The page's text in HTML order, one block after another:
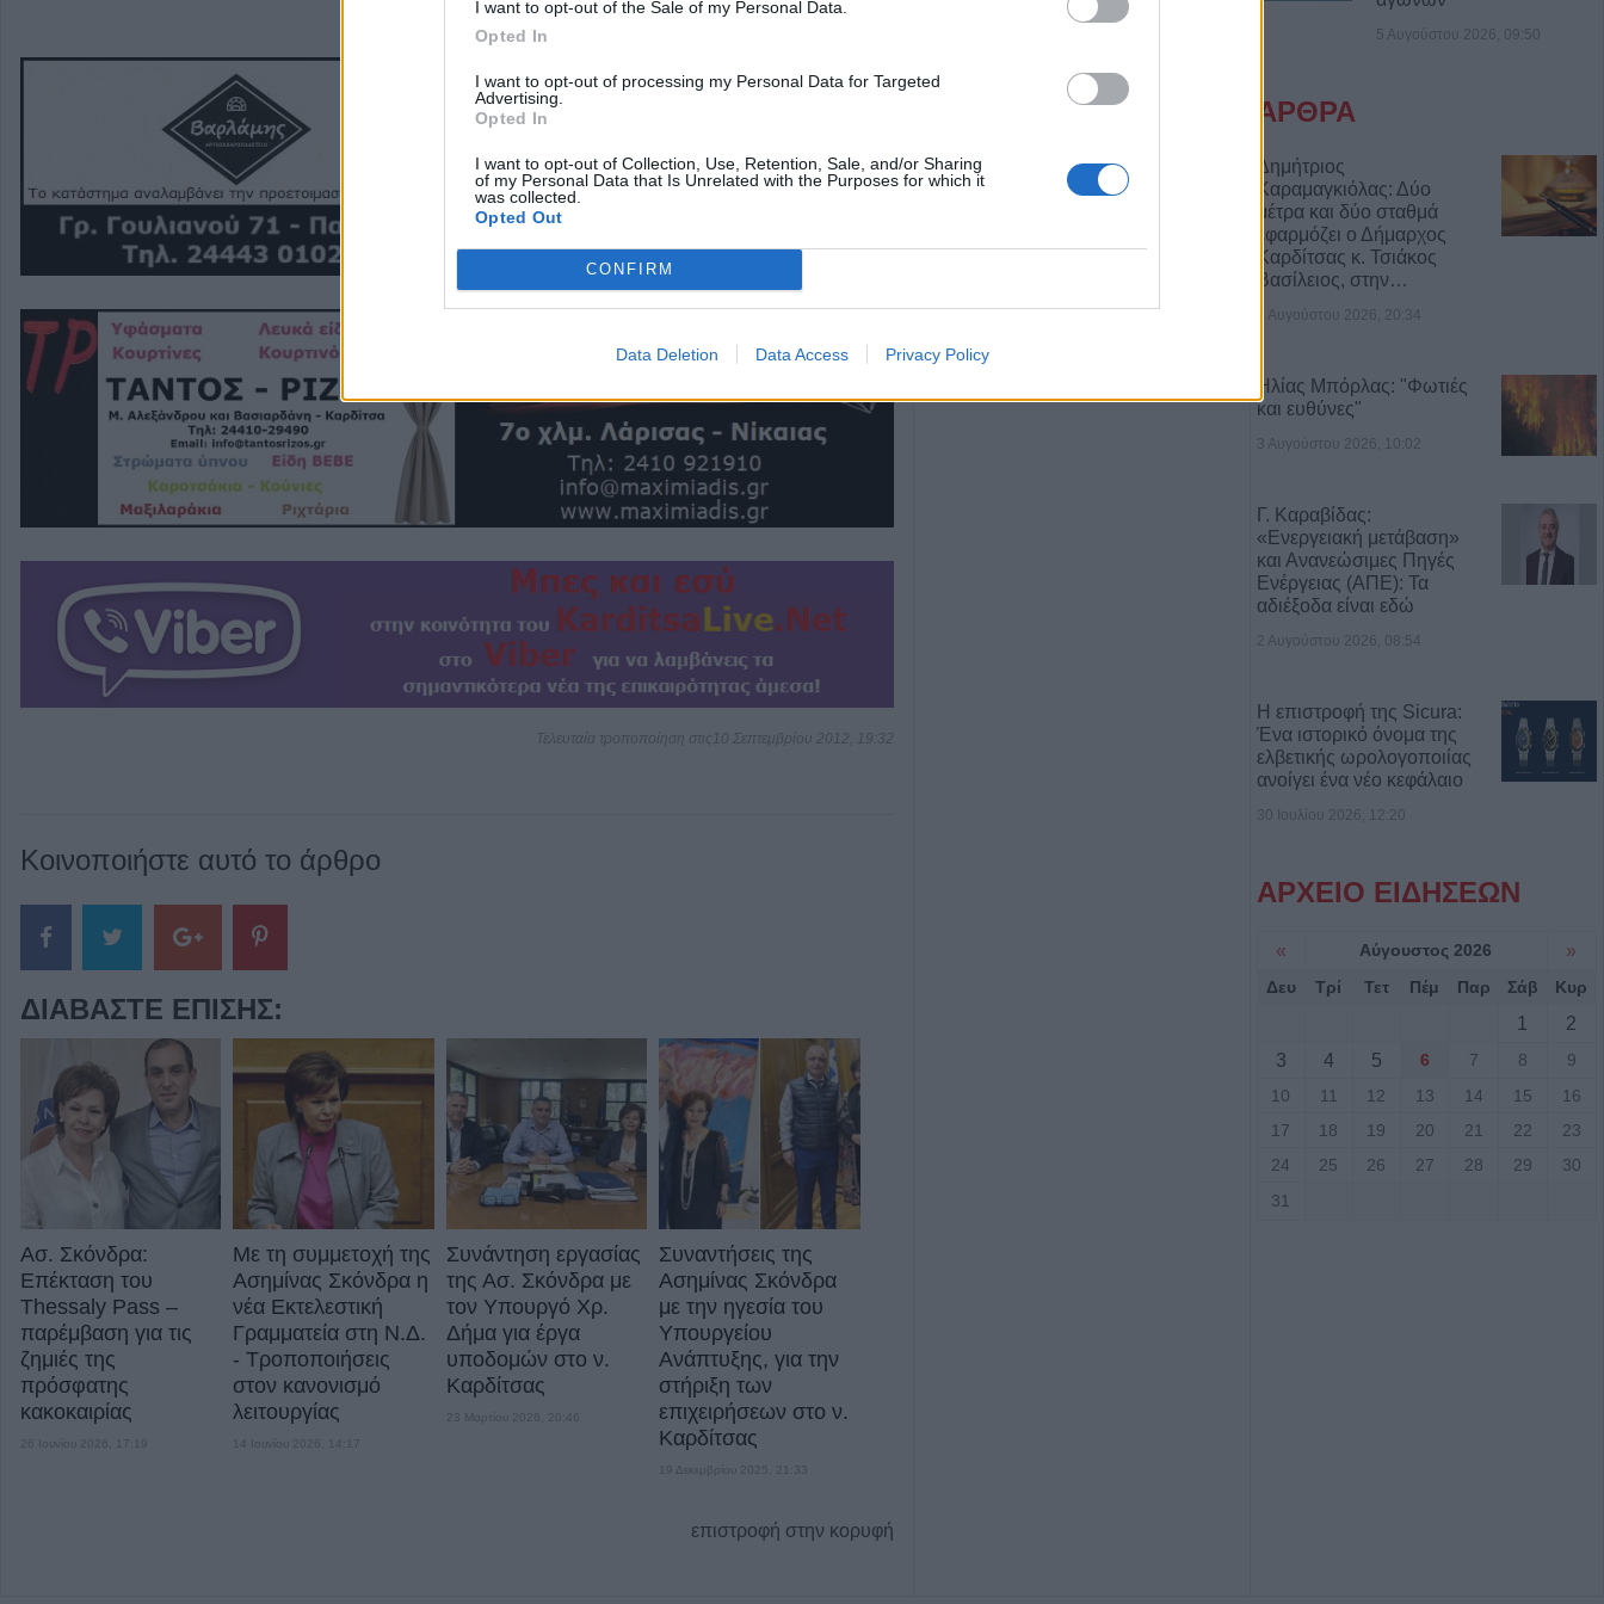
I want to opt-out of the Sale of my Personal Data.
Opted In
I want to opt-out of processing my Personal Data for Targeted
Advertising.
Opted In
I want to opt-out of Collection, Use, Retention, Sale, and/or Sharing
of my Personal Data that Is Unrelated with the Purposes for which it
was collected.
Opted Out
CONFIRM
Data Deletion Data Access Privacy Policy
Τελευταία τροποποίηση στις10 Σεπτεμβρίου 2012, 19:32
Κοινοποιήστε αυτό το άρθρο
ΔΙΑΒΆΣΤΕ ΕΠΊΣΗΣ:
Ασ. Σκόνδρα:
Επέκταση του
Thessaly Pass –
παρέμβαση για τις
ζημιές της
πρόσφατης
κακοκαιρίας
26 Ιουνίου 2026, 17:19
Με τη συμμετοχή της
Ασημίνας Σκόνδρα η
νέα Εκτελεστική
Γραμματεία στη Ν.Δ.
- Τροποποιήσεις
στον κανονισμό
λειτουργίας
14 Ιουνίου 2026, 14:17
Συνάντηση εργασίας
της Ασ. Σκόνδρα με
τον Υπουργό Χρ.
Δήμα για έργα
υποδομών στο ν.
Καρδίτσας
23 Μαρτίου 2026, 20:46
Συναντήσεις της
Ασημίνας Σκόνδρα
με την ηγεσία του
Υπουργείου
Ανάπτυξης, για την
στήριξη των
επιχειρήσεων στο ν.
Καρδίτσας
19 Δεκεμβρίου 2025, 21:33
επιστροφή στην κορυφή
Τροχαίο στην Αγιά: Μοτοσικλέτα
6 Αυγούστου 2026, 19:15
άνδρες για τον θάνατο 72χρονου
που βρέθηκε σε αυτοκίνητο
Πυρκαγιά σε γεωργική έκταση
κινητοποίηση της Πυροσβεστικής
5 Αυγούστου 2026, 09:50
ΑΡΘΡΑ
Δημήτριος
Καραμαγκιόλας: Δύο
μέτρα και δύο σταθμά
εφαρμόζει ο Δήμαρχος
Καρδίτσας κ. Τσιάκος
Βασίλειος, στην…
4 Αυγούστου 2026, 20:34
Ηλίας Μπόρλας: "Φωτιές
και ευθύνες"
3 Αυγούστου 2026, 10:02
Γ. Καραβίδας:
«Ενεργειακή μετάβαση»
και Ανανεώσιμες Πηγές
Ενέργειας (ΑΠΕ): Τα
αδιέξοδα είναι εδώ
2 Αυγούστου 2026, 08:54
Η επιστροφή της Sicura:
Ένα ιστορικό όνομα της
ελβετικής ωρολογοποιίας
ανοίγει ένα νέο κεφάλαιο
30 Ιουλίου 2026, 12:20
ΑΡΧΕΙΟ ΕΙΔΗΣΕΩΝ
« Αύγουστος 2026 »
Δευ Τρί Τετ Πέμ Παρ Σάβ Κυρ
1
2
3
4 5 6 7 8
9
10
11 12 13 14 15
16
17
18 19 20 21 22
23
24
25 26 27 28 29
30
31